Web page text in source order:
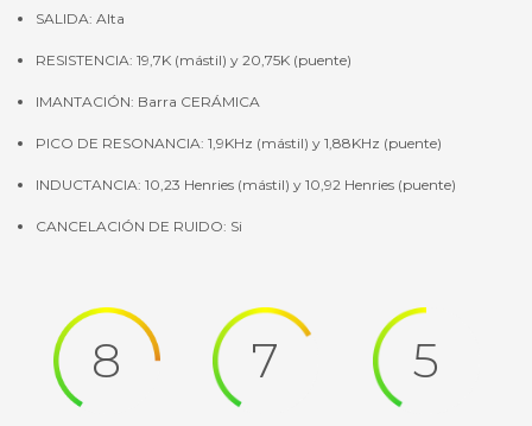
SALIDA: Alta
RESISTENCIA: 19,7K (mástil) y 20,75K (puente)
IMANTACIÓN: Barra CERÁMICA
PICO DE RESONANCIA: 1,9KHz (mástil) y 1,88KHz (puente)
INDUCTANCIA: 10,23 Henries (mástil) y 10,92 Henries (puente)
CANCELACIÓN DE RUIDO: Si
8 7 5